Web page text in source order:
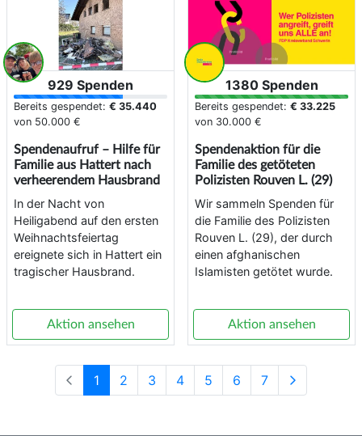
929 Spenden
Bereits gespendet: € 35.440
von 50.000 €
Spendenaufruf – Hilfe für
Familie aus Hattert nach
verheerendem Hausbrand
In der Nacht von
Heiligabend auf den ersten
Weihnachtsfeiertag
ereignete sich in Hattert ein
tragischer Hausbrand.
Aktion ansehen
1380 Spenden
Bereits gespendet: € 33.225
von 30.000 €
Spendenaktion für die
Familie des getöteten
Polizisten Rouven L. (29)
Wir sammeln Spenden für
die Familie des Polizisten
Rouven L. (29), der durch
einen afghanischen
Islamisten getötet wurde.
Aktion ansehen
1 2 3 4 5 6 7